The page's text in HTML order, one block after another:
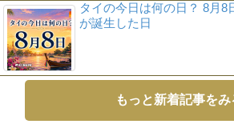
タイの今日は何の日？ 8月8
が誕生した日
もっと新着記事をみ